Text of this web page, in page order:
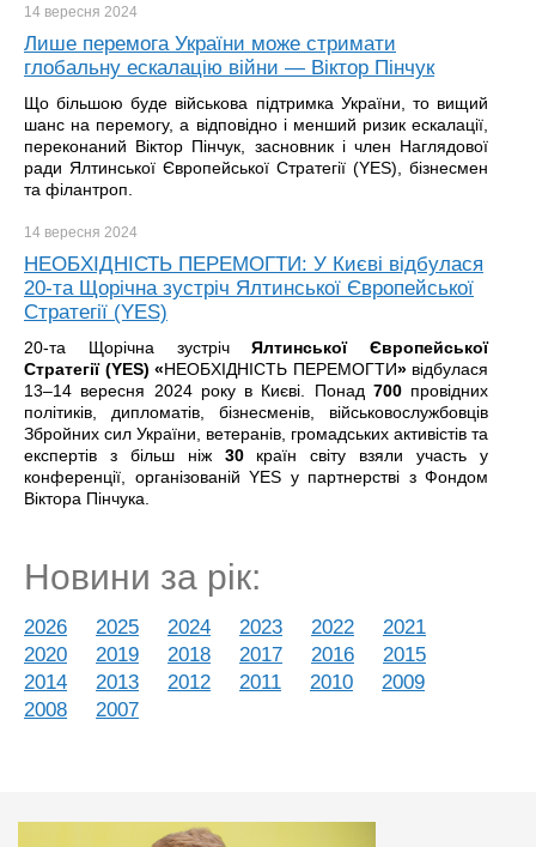
14 вересня 2024
Лише перемога України може стримати
глобальну ескалацію війни — Віктор Пінчук
Що більшою буде військова підтримка України, то вищий
шанс на перемогу, а відповідно і менший ризик ескалації,
переконаний Віктор Пінчук, засновник і член Наглядової
ради Ялтинської Європейської Стратегії (YES), бізнесмен
та філантроп.
14 вересня 2024
НЕОБХІДНІСТЬ ПЕРЕМОГТИ: У Києві відбулася
20-та Щорічна зустріч Ялтинської Європейської
Стратегії (YES)
20-та Щорічна зустрічЯлтинської Європейської
Стратегії (YES) «НЕОБХІДНІСТЬ ПЕРЕМОГТИ» відбулася
13–14 вересня 2024 року в Києві. Понад 700провідних
політиків, дипломатів, бізнесменів, військовослужбовців
Збройних сил України, ветеранів, громадських активістів та
експертів з більш ніж 30 країн світу взяли участь у
конференції, організованій YES у партнерстві з Фондом
Віктора Пінчука.
Новини за рік:
2026 2025 2024 2023 2022
2021
2020
2019 2018 2017 2016
2015
2014
2013 2012 2011 2010
2009
2008
2007